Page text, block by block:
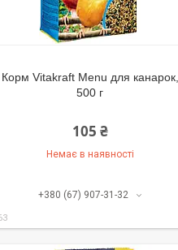
Корм Vitakraft Menu для канарок,
500 г
105 ₴
Немає в наявності
+380 (67) 907-31-32